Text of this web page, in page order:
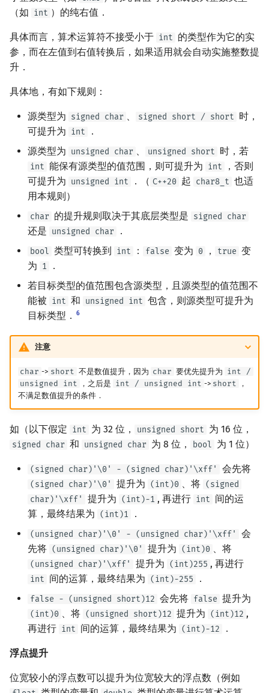
（如 int ）的纯右值．
具体而言，算术运算符不接受小于 int 的类型作为它的实
参，而在左值到右值转换后，如果适用就会自动实施整数提
升．
具体地，有如下规则：
源类型为 signed char 、 signed short / short 时，
可提升为 int
．
源类型为 unsigned char 、 unsigned short 时，若
int 能保有源类型的值范围，则可提升为 int
，否则
可提升为 unsigned int ．（ C++20 起 char8_t 也适
用本规则）
char 的提升规则取决于其底层类型是 signed char
还是 unsigned char ．
bool 类型可转换到 int ： false 变为 0 ， true 变
为 1
．
若目标类型的值范围包含源类型，且源类型的值范围不
能被 int 和 unsigned int 包含，则源类型可提升为
目标类型．
6
注意
char -> short 不是数值提升，因为 char 要优先提升为 int /
unsigned int
，之后是 int / unsigned int -> short
，
不满足数值提升的条件．
如（以下假定 int 为 32 位， unsigned short 为 16 位，
signed char 和 unsigned char 为 8 位， bool 为 1 位）
(signed char)'\0' - (signed char)'\xff' 会先将
(signed char)'\0' 提升为 (int)0 、将 (signed
char)'\xff'
提升为 (int)-1 , 再进行 int 间的运
算，最终结果为 (int)1 ．
(unsigned char)'\0' - (unsigned char)'\xff'
会
先将 (unsigned char)'\0' 提升为 (int)0 、将
(unsigned char)'\xff' 提升为 (int)255 , 再进行
int 间的运算，最终结果为 (int)-255 ．
false - (unsigned short)12 会先将 false 提升为
(int)0 、将 (unsigned short)12 提升为 (int)12 ,
再进行 int 间的运算，最终结果为 (int)-12 ．
浮点提升
位宽较小的浮点数可以提升为位宽较大的浮点数（例如